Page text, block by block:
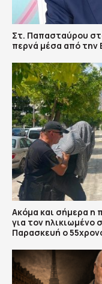
Στ. Παπασταύρου
περνά μέσα από την
Ακόμα και σήμερα η
για τον ηλικιωμένο
Παρασκευή ο